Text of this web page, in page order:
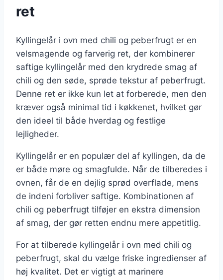
ret
Kyllingelår i ovn med chili og peberfrugt er en
velsmagende og farverig ret, der kombinerer
saftige kyllingelår med den krydrede smag af
chili og den søde, sprøde tekstur af peberfrugt.
Denne ret er ikke kun let at forberede, men den
kræver også minimal tid i køkkenet, hvilket gør
den ideel til både hverdag og festlige
lejligheder.
Kyllingelår er en populær del af kyllingen, da de
er både møre og smagfulde. Når de tilberedes i
ovnen, får de en dejlig sprød overflade, mens
de indeni forbliver saftige. Kombinationen af
chili og peberfrugt tilføjer en ekstra dimension
af smag, der gør retten endnu mere appetitlig.
For at tilberede kyllingelår i ovn med chili og
peberfrugt, skal du vælge friske ingredienser af
høj kvalitet. Det er vigtigt at marinere